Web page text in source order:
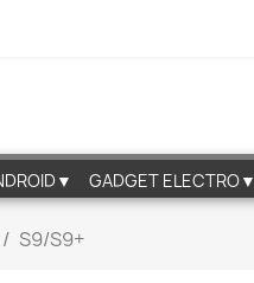
GADGET ELECTRO▼
S9/S9+